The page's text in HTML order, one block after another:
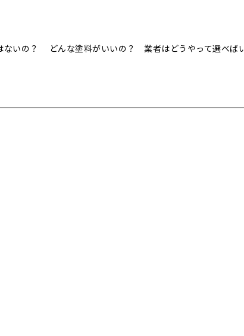
ないの？ どんな塗料がいいの？ 業者はどうやって選べば